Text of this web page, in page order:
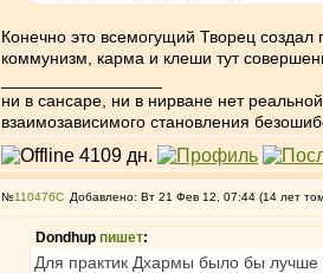
Конечно это всемогущий Творец
коммунизм, карма и клеши тут
ни в сансаре, ни в нирване нет
взаимозависимого становления
№110476 Добавлено: Вт 21 Фев 12, 07:44 (14 лет
Dondhup пишет:
Для практик Дхармы было бы лучше